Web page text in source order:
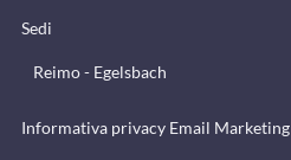
Sedi
Reimo - Egelsbach
Informativa privacy Email Marketing